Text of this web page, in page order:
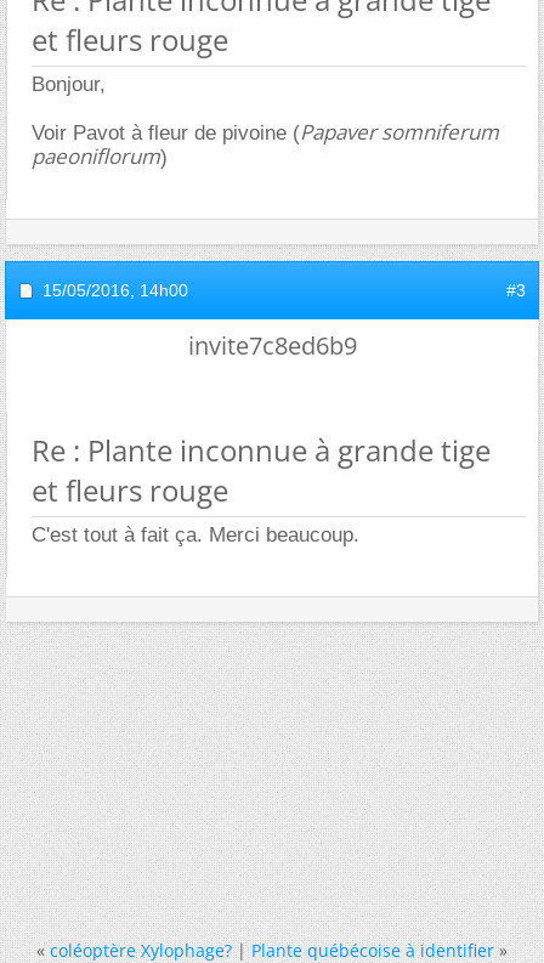
et fleurs rouge
Bonjour,
Voir Pavot à fleur de pivoine (Papaver somniferum
paeoniflorum)
15/05/2016, 14h00 #3
invite7c8ed6b9
Re : Plante inconnue à grande tige
et fleurs rouge
C'est tout à fait ça. Merci beaucoup.
« coléoptère Xylophage?|Plante québécoise à identifier »